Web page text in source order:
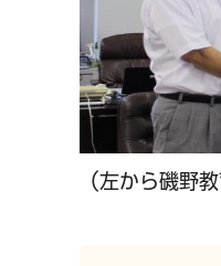
（左から磯野